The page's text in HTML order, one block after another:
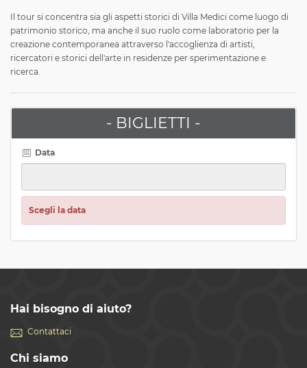
Il tour si concentra sia gli aspetti storici di Villa Medici come luogo di
patrimonio storico, ma anche il suo ruolo come laboratorio per la
creazione contemporanea attraverso l'accoglienza di artisti,
ricercatori e storici dell'arte in residenze per sperimentazione e
ricerca.
- BIGLIETTI -
Data
Scegli la data
Hai bisogno di aiuto?
Contattaci
Chi siamo